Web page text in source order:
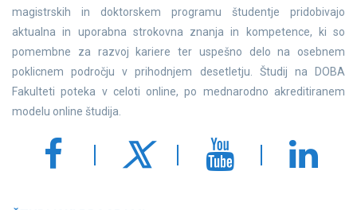
magistrskih in doktorskem programu študentje pridobivajo
aktualna in uporabna strokovna znanja in kompetence, ki so
pomembne za razvoj kariere ter uspešno delo na osebnem
poklicnem področju v prihodnjem desetletju. Študij na DOBA
Fakulteti poteka v celoti online, po mednarodno akreditiranem
modelu online študija.